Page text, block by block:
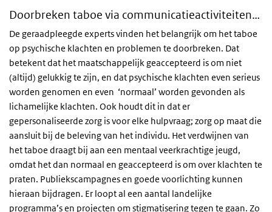
Doorbreken taboe via communicatieactiviteiten…
De geraadpleegde experts vinden het belangrijk om het taboe
op psychische klachten en problemen te doorbreken. Dat
betekent dat het maatschappelijk geaccepteerd is om niet
(altijd) gelukkig te zijn, en dat psychische klachten even serieus
worden genomen en even ‘normaal’ worden gevonden als
lichamelijke klachten. Ook houdt dit in dat er
gepersonaliseerde zorg is voor elke hulpvraag; zorg op maat die
aansluit bij de beleving van het individu. Het verdwijnen van
het taboe draagt bij aan een mentaal veerkrachtige jeugd,
omdat het dan normaal en geaccepteerd is om over klachten te
praten. Publiekscampagnes en goede voorlichting kunnen
hieraan bijdragen. Er loopt al een aantal landelijke
programma’s en projecten om stigmatisering tegen te gaan. Zo